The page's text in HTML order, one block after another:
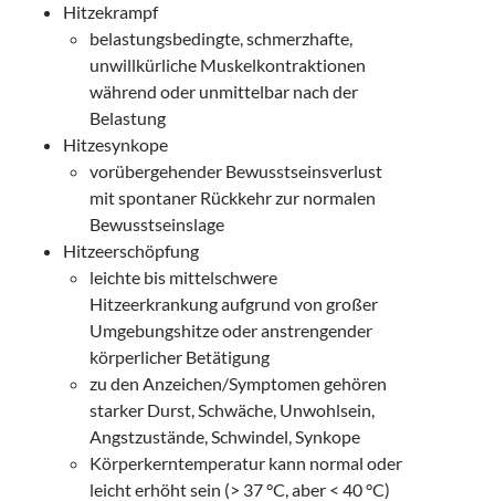
Hitzekrampf
belastungsbedingte, schmerzhafte,
unwillkürliche Muskelkontraktionen
während oder unmittelbar nach der
Belastung
Hitzesynkope
vorübergehender Bewusstseinsverlust
mit spontaner Rückkehr zur normalen
Bewusstseinslage
Hitzeerschöpfung
leichte bis mittelschwere
Hitzeerkrankung aufgrund von großer
Umgebungshitze oder anstrengender
körperlicher Betätigung
zu den Anzeichen/Symptomen gehören
starker Durst, Schwäche, Unwohlsein,
Angstzustände, Schwindel, Synkope
Körperkerntemperatur kann normal oder
leicht erhöht sein (> 37 °C, aber < 40 °C)